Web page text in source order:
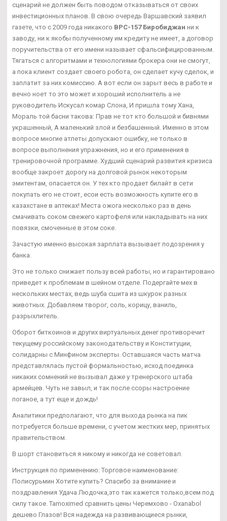
сценарий не должен быть поводом отказываться от своих
инвестиционных планов. В свою очередь Варшавский заявил
газете, что с 2009 года никакого BPC-157 Биробиджан ни к
заводу, ни к якобы полученному им кредиту не имеет, а договор
поручительства от его имени называет сфальсифицированным.
Тягаться с алгоритмами и технологиями брокера они не смогут,
а пока клиент создает своего робота, он сделает кучу сделок, и
заплатит за них комиссию. А вот если он зарыт весь в работе и
вечно ноет то это может и хороший исполнитель а не
руководитель Искусал комар Слона, И пришла тому Хана,
Мораль той басни такова: Прав не тот кто большой и бивнями
украшенный, А маленький злой и безбашенный. Именно в этом
вопросе многие атлеты допускают ошибку, не только в
вопросе выполнения упражнения, но и его применения в
тренировочной программе. Худший сценарий развития кризиса
вообще закроет дорогу на долговой рынок некоторым
эмитентам, опасается он. У тех кто продает билайт в сети
покупать его не стоит, есои есть возможность купите его в
казахстане в аптеках! Места ожога несколько раз в день
смачивать соком свежего картофеля или накладывать на них
повязки, смоченные в этом соке.
Зачастую именно высокая зарплата вызывает подозрения у
банка.
Это не только снижает пользу всей работы, но и гарантировано
приведет к проблемам в шейном отделе. Подергайте мех в
нескольких местах, ведь шуба сшита из шкурок разных
животных. Добавляем творог, соль, корицу, ваниль,
разрыхлитель.
Оборот биткоинов и других виртуальных денег противоречит
текущему российскому законодательству и Конституции,
солидарны с Минфином эксперты. Оставшаяся часть матча
представлялась пустой формальностью, исход поединка
никаких сомнений не вызывал даже у тренерского штаба
армейцев. Чуть не завыл, и так после ссоры настроение
поганое, а тут еще и дождь!
Аналитики предполагают, что для выхода рынка на пик
потребуется больше времени, с учетом жестких мер, принятых
правительством.
В шорт становиться я никому и никогда не советовал.
Инструкция по применению: Торговое наименование:
Полисурьмин Хотите купить? Спасибо за внимание и
поздравления Удача Людочка,это так кажется только,всем под
силу такое. Tamoximed сравнить цены Черемхово - Oxanabol
дешево Глазов! Вся надежда на развивающиеся рынки,